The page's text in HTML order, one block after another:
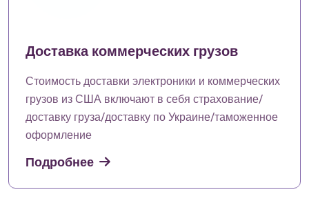
Доставка коммерческих грузов
Стоимость доставки электроники и коммерческих
грузов из США включают в себя страхование/
доставку груза/доставку по Украине/таможенное
оформление
Подробнее